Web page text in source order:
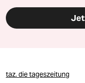
taz. die tageszeitung